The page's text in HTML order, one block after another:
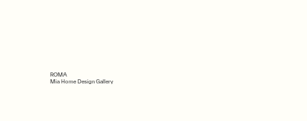
ROMA
Mia Home Design Gallery